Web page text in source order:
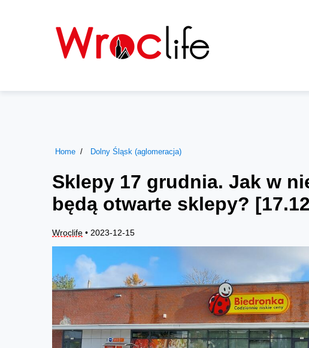
Home Dolny Śląsk (aglomeracja)
Sklepy 17 grudnia. Jak w
będą otwarte sklepy?
Wroclife • 2023-12-15